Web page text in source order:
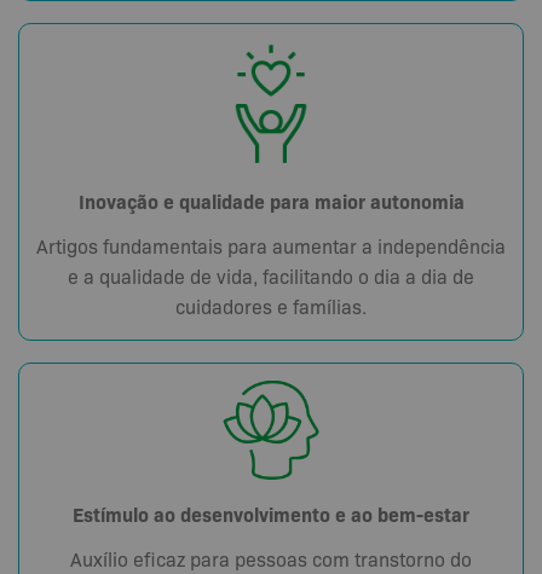
Inovação e qualidade para maior autonomia
Artigos fundamentais para aumentar a independência
e a qualidade de vida, facilitando o dia a dia de
cuidadores e famílias.
Estímulo ao desenvolvimento e ao bem-estar
Auxílio eficaz para pessoas com transtorno do